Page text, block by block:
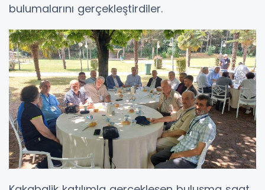
bulumalarını gerçekleştirdiler.